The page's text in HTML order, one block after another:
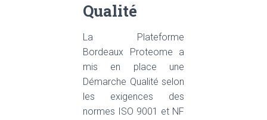
Qualité
La Plateforme
Bordeaux Proteome a
mis en place une
Démarche Qualité selon
les exigences des
normes ISO 9001 et NF